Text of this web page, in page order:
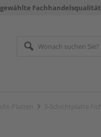
Fachhandelsqualität